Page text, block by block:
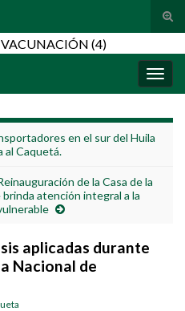
en el sur del Huila
al Caquetá.
de la Casa de la
atención integral a la
aplicadas durante
Nacional de